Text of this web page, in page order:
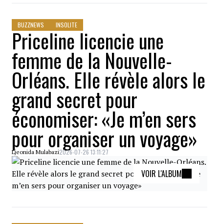
BUZZNEWS INSOLITE
Priceline licencie une
femme de la Nouvelle-
Orléans. Elle révèle alors le
grand secret pour
économiser: «Je m’en sers
pour organiser un voyage»
Ljeonida Mulabazi2026-07-26 13:11:27
VOIR L'ALBUM